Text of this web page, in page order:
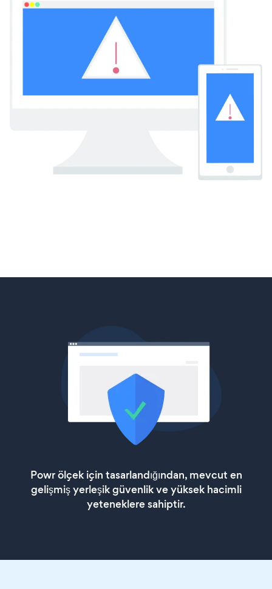
Powr ölçek için tasarlandığından, mevcut en
gelişmiş yerleşik güvenlik ve yüksek hacimli
yeteneklere sahiptir.